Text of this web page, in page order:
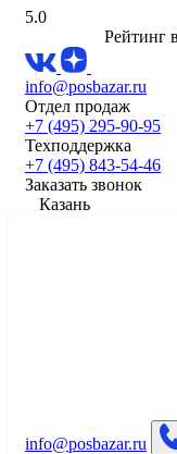
5.0
Рейтинг
info@posbazar.ru
Отдел продаж
+7 (495) 295-90-95
Техподдержка
+7 (495) 843-54-46
Заказать звонок
Казань
info@posbazar.ru